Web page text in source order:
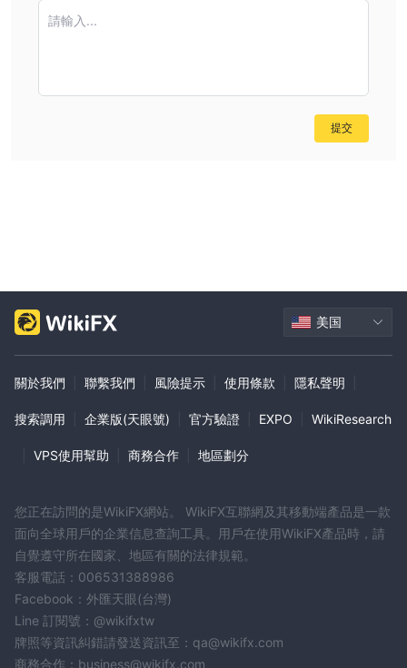
請輸入...
提交
美国
關於我們 聯繫我們 風險提示 使用條款 隱私聲明
搜索調用 企業版(天眼號) 官方驗證 EXPO WikiResearch
VPS使用幫助 商務合作 地區劃分
您正在訪問的是WikiFX網站。 WikiFX互聯網及其移動端產品是一款
面向全球用戶的企業信息查詢工具。用戶在使用WikiFX產品時，請
自覺遵守所在國家、地區有關的法律規範。
客服電話：006531388986
Facebook：外匯天眼(台灣)
Line 訂閱號：@wikifxtw
牌照等資訊糾錯請發送資訊至：qa@wikifx.com
商務合作：business@wikifx.com